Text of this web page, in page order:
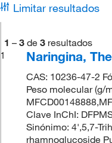
Limitar resultados
1 – 3 de 3 resultados
1
Naringina,
CAS: 10236-47-2
Peso molecular (g/
Clave InChI:
Sinónimo: 4',5,7-
rhamnoglucoside